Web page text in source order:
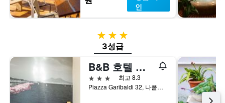
인
3성급
3성급
B&B 호텔 나폴리
3성급
최고 8.3
Piazza Garibaldi 32, 나폴리, 나폴리현, 이탈리아